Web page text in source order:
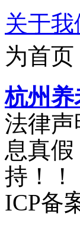
关于我
为首页
杭州养
法律
息真
持！！
ICP备